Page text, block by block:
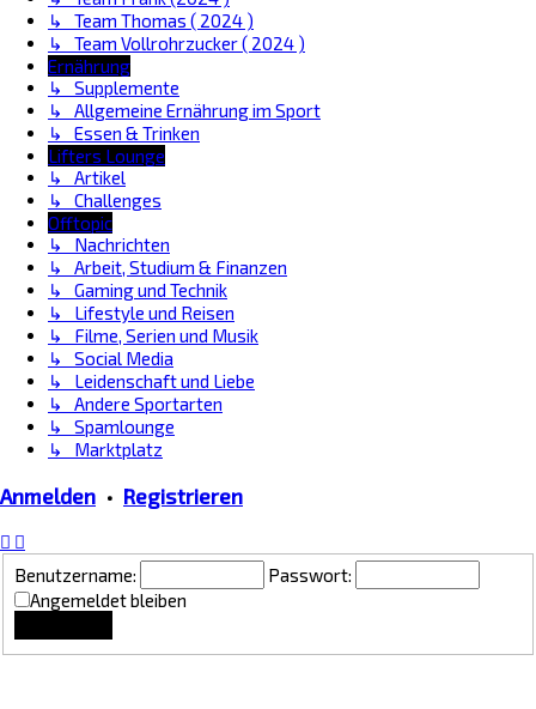
↳ Team Thomas ( 2024 )
↳ Team Vollrohrzucker ( 2024 )
Ernährung
↳ Supplemente
↳ Allgemeine Ernährung im Sport
↳ Essen & Trinken
Lifters Lounge
↳ Artikel
↳ Challenges
Offtopic
↳ Nachrichten
↳ Arbeit, Studium & Finanzen
↳ Gaming und Technik
↳ Lifestyle und Reisen
↳ Filme, Serien und Musik
↳ Social Media
↳ Leidenschaft und Liebe
↳ Andere Sportarten
↳ Spamlounge
↳ Marktplatz
Anmelden • Registrieren
Benutzername:
Passwort:
Angemeldet bleiben